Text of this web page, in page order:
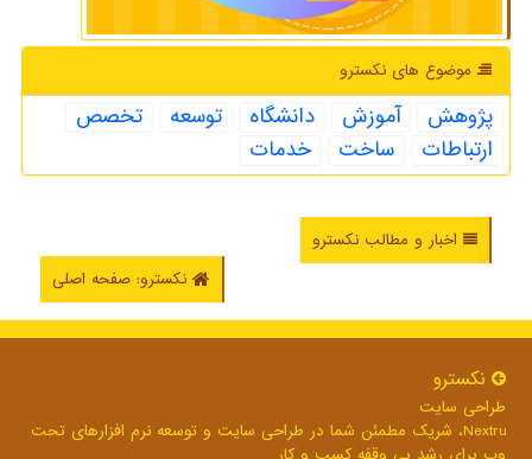
موضوع های نكسترو
پژوهش آموزش دانشگاه توسعه
تخصص
ارتباطات
ساخت خدمات
اخبار و مطالب نکسترو
نکسترو: صفحه اصلی
نكسترو
طراحی سایت
Nextru، شریک مطمئن شما در طراحی سایت و توسعه نرم افزارهای تحت